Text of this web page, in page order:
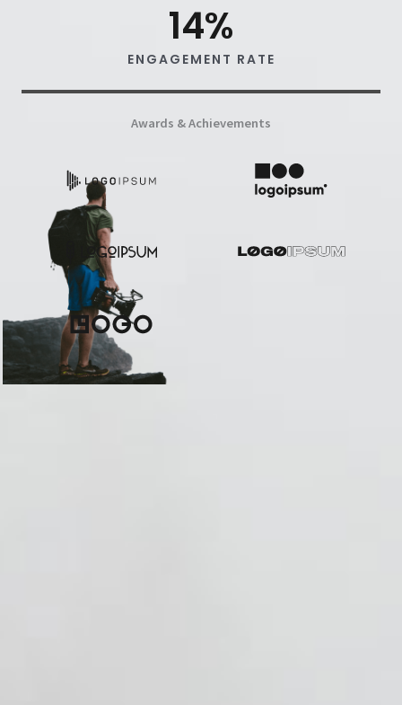
14%
ENGAGEMENT RATE
Awards & Achievements